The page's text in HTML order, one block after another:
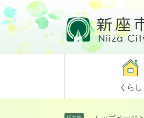
ペ
ー
ジ
メ
ニ
ュ
て
くらし